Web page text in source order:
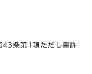
条第1項ただし書許